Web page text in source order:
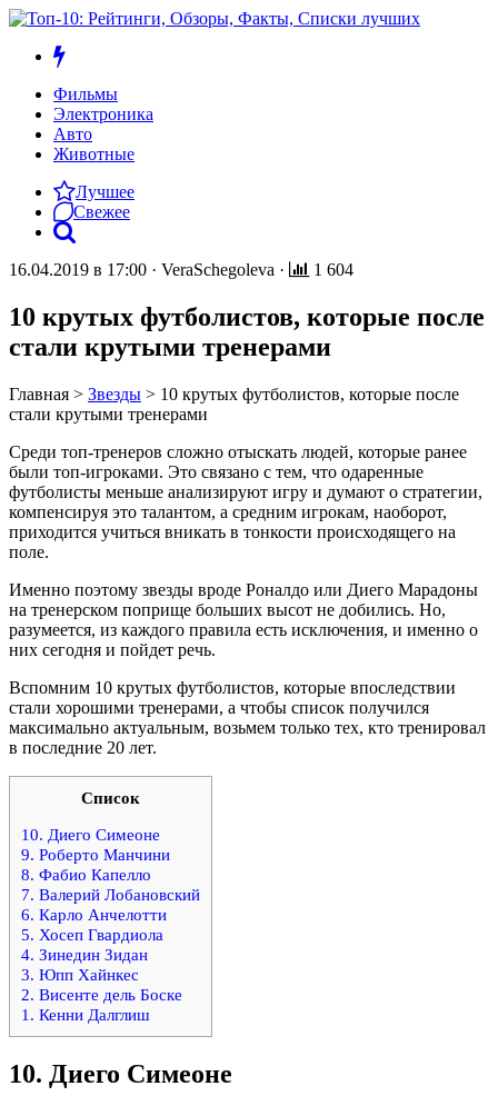
Фильмы
Электроника
Авто
Животные
Лучшее
Свежее
16.04.2019 в 17:00 · VeraSchegoleva · 1 604
10 крутых футболистов, которые после
стали крутыми тренерами
Главная > Звезды > 10 крутых футболистов, которые после
стали крутыми тренерами
Среди топ-тренеров сложно отыскать людей, которые ранее
были топ-игроками. Это связано с тем, что одаренные
футболисты меньше анализируют игру и думают о стратегии,
компенсируя это талантом, а средним игрокам, наоборот,
приходится учиться вникать в тонкости происходящего на
поле.
Именно поэтому звезды вроде Роналдо или Диего Марадоны
на тренерском поприще больших высот не добились. Но,
разумеется, из каждого правила есть исключения, и именно о
них сегодня и пойдет речь.
Вспомним 10 крутых футболистов, которые впоследствии
стали хорошими тренерами, а чтобы список получился
максимально актуальным, возьмем только тех, кто тренировал
в последние 20 лет.
Список
10. Диего Симеоне
9. Роберто Манчини
8. Фабио Капелло
7. Валерий Лобановский
6. Карло Анчелотти
5. Хосеп Гвардиола
4. Зинедин Зидан
3. Юпп Хайнкес
2. Висенте дель Боске
1. Кенни Далглиш
10. Диего Симеоне